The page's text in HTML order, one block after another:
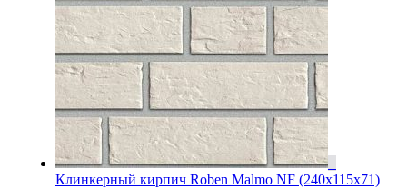
Клинкерный кирпич Roben Malmo NF (240x115x71)